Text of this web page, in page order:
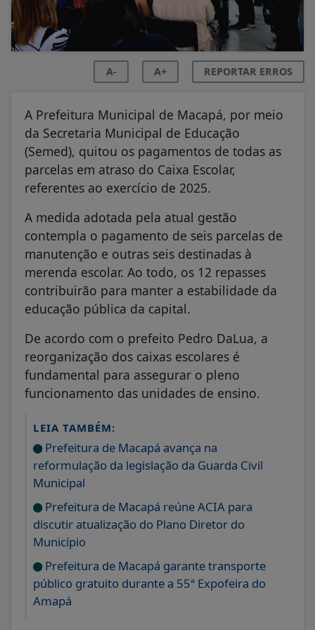
A- A+ REPORTAR ERROS
A Prefeitura Municipal de Macapá, por meio
da Secretaria Municipal de Educação
(Semed), quitou os pagamentos de todas as
parcelas em atraso do Caixa Escolar,
referentes ao exercício de 2025.
A medida adotada pela atual gestão
contempla o pagamento de seis parcelas de
manutenção e outras seis destinadas à
merenda escolar. Ao todo, os 12 repasses
contribuirão para manter a estabilidade da
educação pública da capital.
De acordo com o prefeito Pedro DaLua, a
reorganização dos caixas escolares é
fundamental para assegurar o pleno
funcionamento das unidades de ensino.
LEIA TAMBÉM:
Prefeitura de Macapá avança na
reformulação da legislação da Guarda Civil
Municipal
Prefeitura de Macapá reúne ACIA para
discutir atualização do Plano Diretor do
Município
Prefeitura de Macapá garante transporte
público gratuito durante a 55ª Expofeira do
Amapá